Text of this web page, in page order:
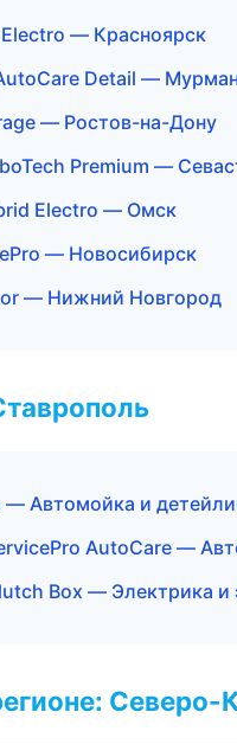
Electro — Красноярск
Detail —
— Ростов-на-Дону
Premium —
Electro — Омск
— Новосибирск
— Нижний Новгород
— Автомойка и
AutoCare —
Box — Электрика и
Северо-